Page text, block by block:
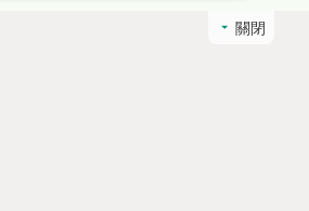
關閉